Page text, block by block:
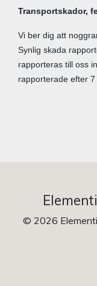
Transportskador,
Vi ber dig att
Synlig skada
rapporteras till oss
rapporterade efter
© 2026